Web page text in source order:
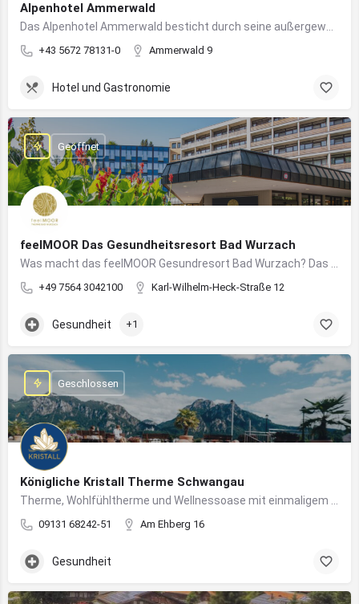
Alpenhotel Ammerwald
+43 5672 78131-0 Ammerwald 9
Hotel und Gastronomie
feelMOOR Das Gesundheitsresort Bad Wurzach
+49 7564 3042100 Karl-Wilhelm-Heck-Straße 12
Geöffnet
Gesundheit +1
Königliche Kristall Therme Schwangau
09131 68242-51 Am Ehberg 16
Geschlossen
Gesundheit